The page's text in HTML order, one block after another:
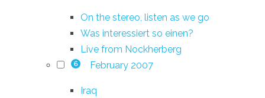
On the stereo, listen as we go
Was interessiert so einen?
Live from Nockherberg
6 February 2007
Iraq